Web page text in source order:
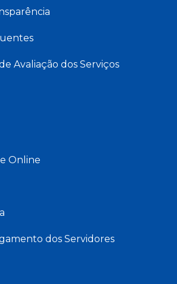
Avaliação dos Serviços
Online
dos Servidores